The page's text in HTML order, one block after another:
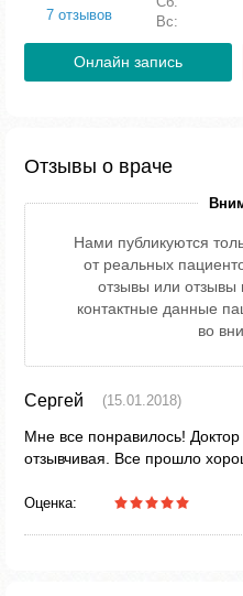
7 отзывов
Вс:
Онлайн запись
Отзывы о враче
Нами публикуются
от реальных
отзывы или отзывы
контактные данные
во
Сергей (15.01.2018)
Мне все понравилось!
отзывчивая. Все прошло
Оценка: